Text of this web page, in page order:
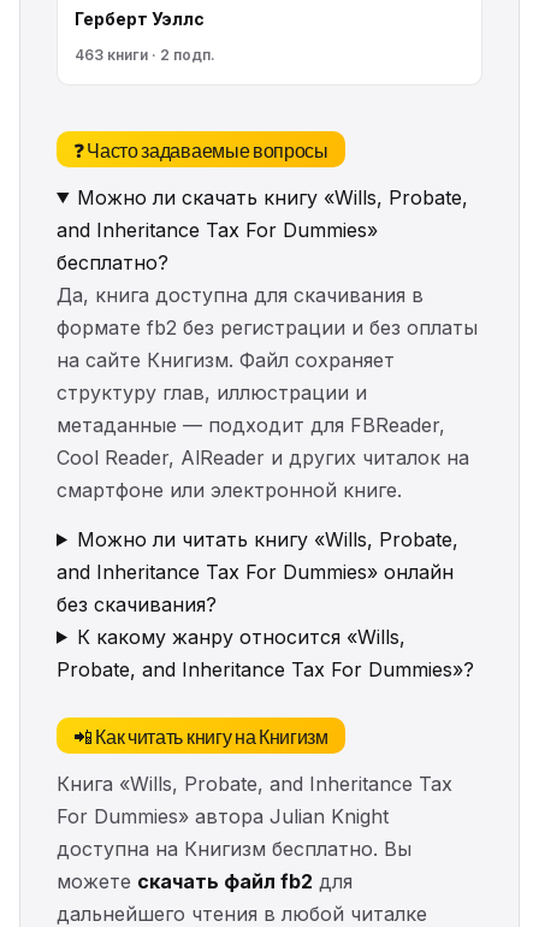
Герберт Уэллс
463 книги · 2 подп.
❓ Часто задаваемые вопросы
Можно ли скачать книгу «Wills, Probate,
and Inheritance Tax For Dummies»
бесплатно?
Да, книга доступна для скачивания в
формате fb2 без регистрации и без оплаты
на сайте Книгизм. Файл сохраняет
структуру глав, иллюстрации и
метаданные — подходит для FBReader,
Cool Reader, AlReader и других читалок на
смартфоне или электронной книге.
Можно ли читать книгу «Wills, Probate,
and Inheritance Tax For Dummies» онлайн
без скачивания?
К какому жанру относится «Wills,
Probate, and Inheritance Tax For Dummies»?
📲 Как читать книгу на Книгизм
Книга «Wills, Probate, and Inheritance Tax
For Dummies» автора Julian Knight
доступна на Книгизм бесплатно. Вы
можете скачать файл fb2 для
дальнейшего чтения в любой читалке